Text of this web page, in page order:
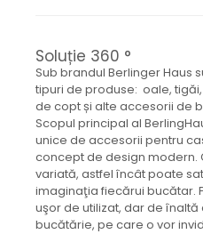
Soluție 360 ​​°
Sub brandul Berlinger Haus
tipuri de produse: oale,
de copt și alte accesorii de
Scopul principal al
unice de accesorii pentru
concept de design modern.
variată, astfel încât poate
imaginaţia fiecărui bucătar.
uşor de utilizat, dar de
bucătărie, pe care o vor